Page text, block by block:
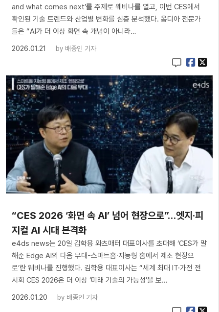
and what comes next’를 주제로 웨비나를 열고, 이번 CES에서
확인된 기술 트렌드와 산업별 변화를 심층 분석했다. 옴디아 전문가
들은 “AI가 더 이상 화면 속 개념이 아니라…
2026.01.21
by 배종인 기자
“CES 2026 ‘화면 속 AI’ 넘어 현장으로”…엣지·피
지컬 AI 시대 본격화
e4ds news는 20일 김학용 와츠매터 대표이사를 초대해 ‘CES가 말
해준 Edge AI의 다음 무대-스마트홈·지능형 홈에서 제조 현장으
로’란 웨비나를 진행했다. 김학용 대표이사는 “세계 최대 IT·가전 전
시회 CES 2026은 더 이상 ‘미래 기술의 가능성’을 보…
2026.01.20
by 배종인 기자